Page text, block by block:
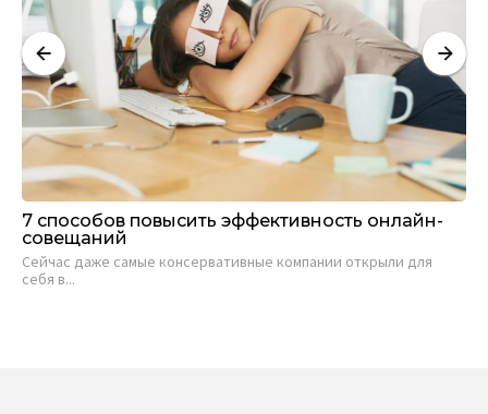
7 способов повысить эффективность онлайн-
совещаний
Сейчас даже самые консервативные компании открыли для
себя в...